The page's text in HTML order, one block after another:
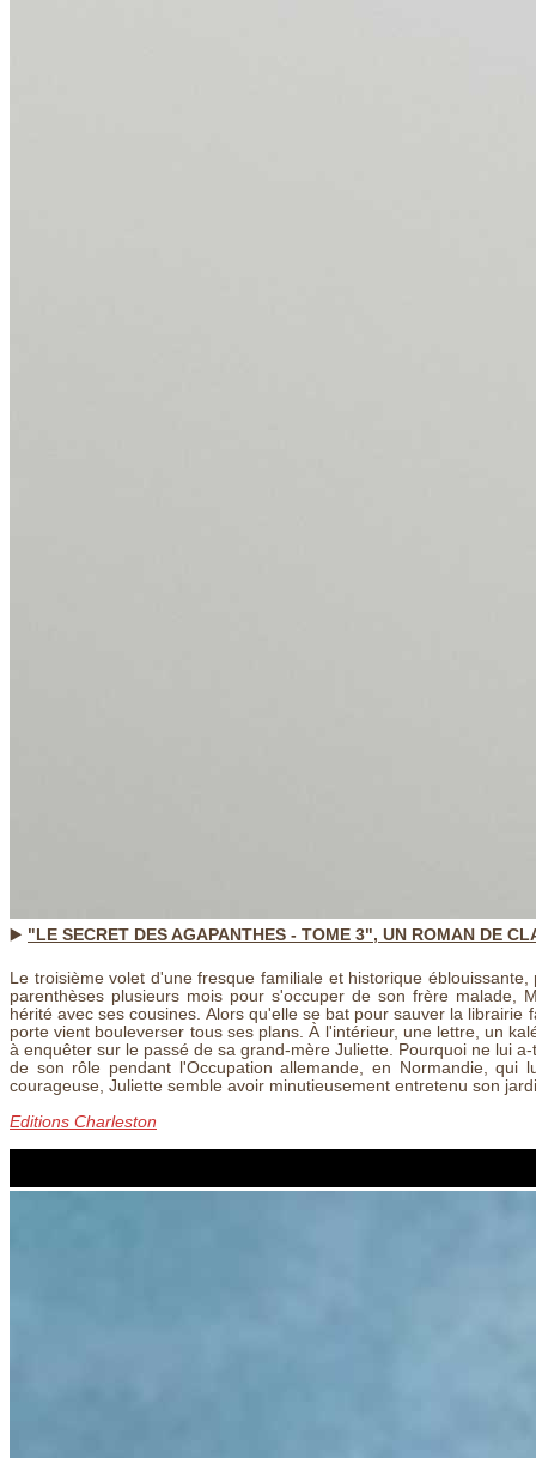
▶️ "LE SECRET DES AGAPANTHES - TOME 3", UN ROMAN DE
Le troisième volet d'une fresque familiale et historique
parenthèses plusieurs mois pour s'occuper de son frère malade,
hérité avec ses cousines. Alors qu'elle se bat pour sauver la
porte vient bouleverser tous ses plans. À l'intérieur, une lettre, un
à enquêter sur le passé de sa grand-mère Juliette. Pourquoi ne lui
de son rôle pendant l'Occupation allemande, en Normandie,
courageuse, Juliette semble avoir minutieusement entretenu son
Editions Charleston